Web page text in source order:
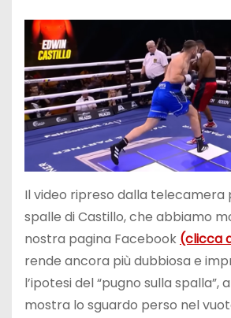
Il video ripreso dalla telecamera
spalle di Castillo, che abbiamo
nostra pagina Facebook (clicca
rende ancora più dubbiosa e
l’ipotesi del “pugno sulla spalla”,
mostra lo sguardo perso nel